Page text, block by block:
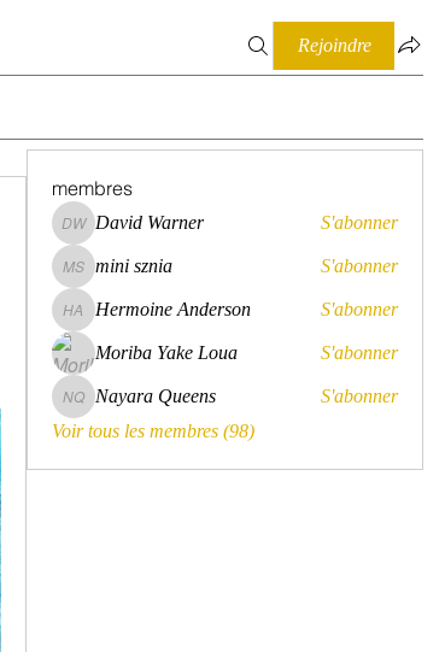
Rejoindre
membres
David Warner
David Warner S'abonner
mini sznia
mini sznia S'abonner
Hermoine Anderson
Hermoine Anderson S'abonner
Moriba Yake Loua S'abonner
Nayara Queens
Nayara Queens
S'abonner
Voir tous les membres (98)